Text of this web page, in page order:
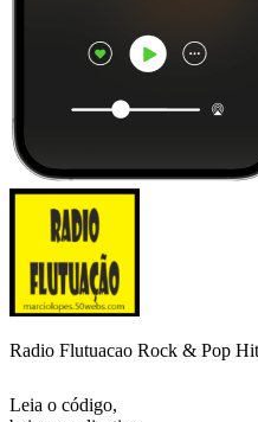
Radio Flutuacao Rock & Pop
Leia o código,